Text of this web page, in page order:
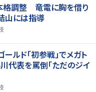
格調整 竜電に胸を借り
山には指導
ールド「初参戦」でメガト
代表を罵倒「ただのジイ